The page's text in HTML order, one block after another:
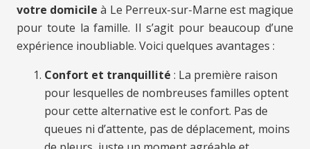
votre domicile à Le Perreux-sur-Marne est magique
pour toute la famille. Il s’agit pour beaucoup d’une
expérience inoubliable. Voici quelques avantages :
Confort et tranquillité : La première raison
pour lesquelles de nombreuses familles optent
pour cette alternative est le confort. Pas de
queues ni d’attente, pas de déplacement, moins